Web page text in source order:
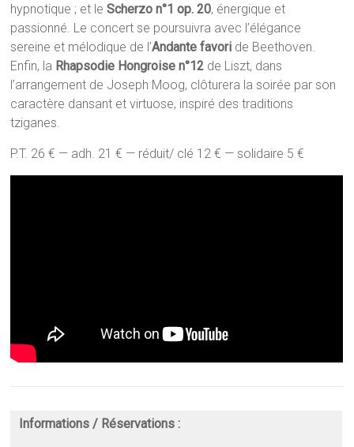
hypnotique ; et leScherzo n°1 op. 20, énergique et
passionné. Le concert se poursuivra avec l’élégance
sereine et mélodique de l’Andante favori de Beethoven.
Enfin, la Rhapsodie Hongroise n°12 de Liszt, dans
l’arrangement de Joseph Moog, clôturera la soirée par son
caractère dansant et virtuose, inspiré des traditions
tziganes.
P.T. 26 € — adh. 21 € — réduit/ clé 12 € — solidaire 5 €
Informations / Réservations :